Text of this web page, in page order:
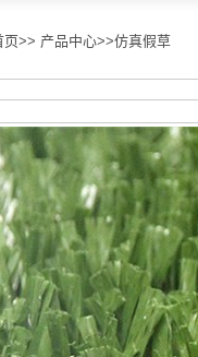
页>> 产品中心>>仿真假草